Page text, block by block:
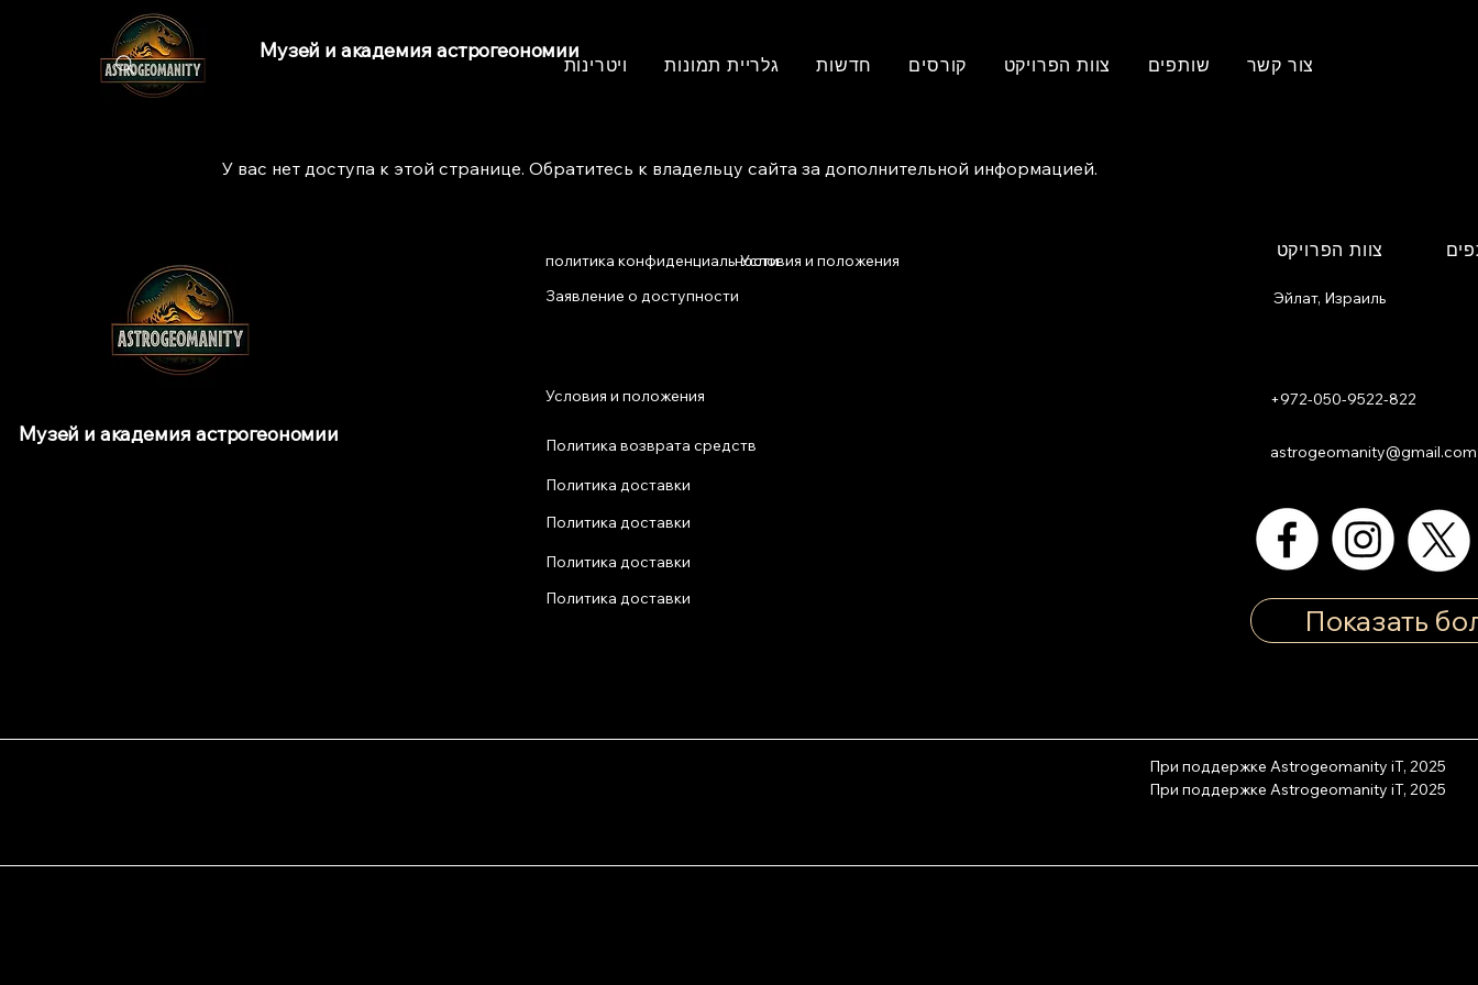
Музей и академия астрогеономии
ויטרינות גלריית תמונות חדשות קורסים צוות הפרויקט שותפים צור קשר
У вас нет доступа к этой странице. Обратитесь к владельцу сайта за дополнительной информацией.
Музей и академия астрогеономии
политика конфиденциальностиУсловия и положения
Заявление о доступности
Условия и положения
Политика возврата средств
צוות הפרויקט
Эйлат, Израиль
+972-050-9522-822
astrogeomanity@gmail.com
Политика доставки
Политика доставки
Политика доставки
Политика доставки
Показать
При поддержке Astrogeomanity iT, 2025
При поддержке Astrogeomanity iT, 2025